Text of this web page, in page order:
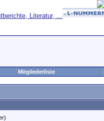
Mitgliederliste